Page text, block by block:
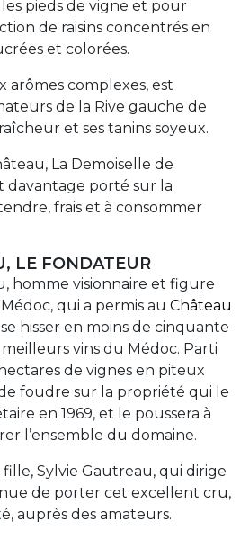
pieds de vigne et pour
de raisins concentrés en
et colorées.
arômes complexes, est
de la Rive gauche de
et ses tanins soyeux.
La Demoiselle de
davantage porté sur la
frais et à consommer
LE FONDATEUR
homme visionnaire et figure
qui a permis au Château
hisser en moins de cinquante
vins du Médoc. Parti
de vignes en piteux
foudre sur la propriété qui le
en 1969, et le poussera à
l’ensemble du domaine.
fille, Sylvie Gautreau, qui dirige
de porter cet excellent cru,
auprès des amateurs.